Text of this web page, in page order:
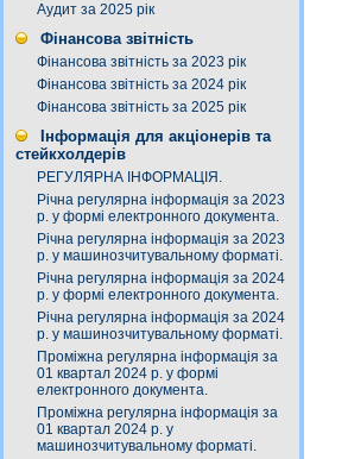
Аудит за 2025 рік
Фінансова звітність
Фінансова звітність за 2023 рік
Фінансова звітність за 2024 рік
Фінансова звітність за 2025 рік
Інформація для акціонерів та
стейкхолдерів
РЕГУЛЯРНА ІНФОРМАЦІЯ.
Річна регулярна інформація за 2023
р. у формі електронного документа.
Річна регулярна інформація за 2023
р. у машинозчитувальному форматі.
Річна регулярна інформація за 2024
р. у формі електронного документа.
Річна регулярна інформація за 2024
р. у машинозчитувальному форматі.
Проміжна регулярна інформація за
01 квартал 2024 р. у формі
електронного документа.
Проміжна регулярна інформація за
01 квартал 2024 р. у
машинозчитувальному форматі.